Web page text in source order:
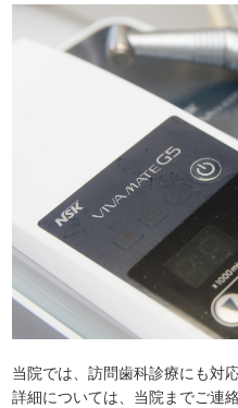
当院では、訪問歯科診療にも対
詳細については、当院までご連